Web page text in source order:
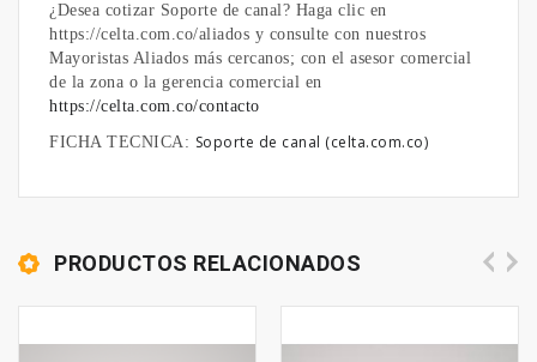
¿Desea cotizar Soporte de canal? Haga clic en
https://celta.com.co/aliados y consulte con nuestros
Mayoristas Aliados más cercanos; con el asesor comercial
de la zona o la gerencia comercial en
https://celta.com.co/contacto
FICHA TECNICA: Soporte de canal (celta.com.co)
PRODUCTOS RELACIONADOS